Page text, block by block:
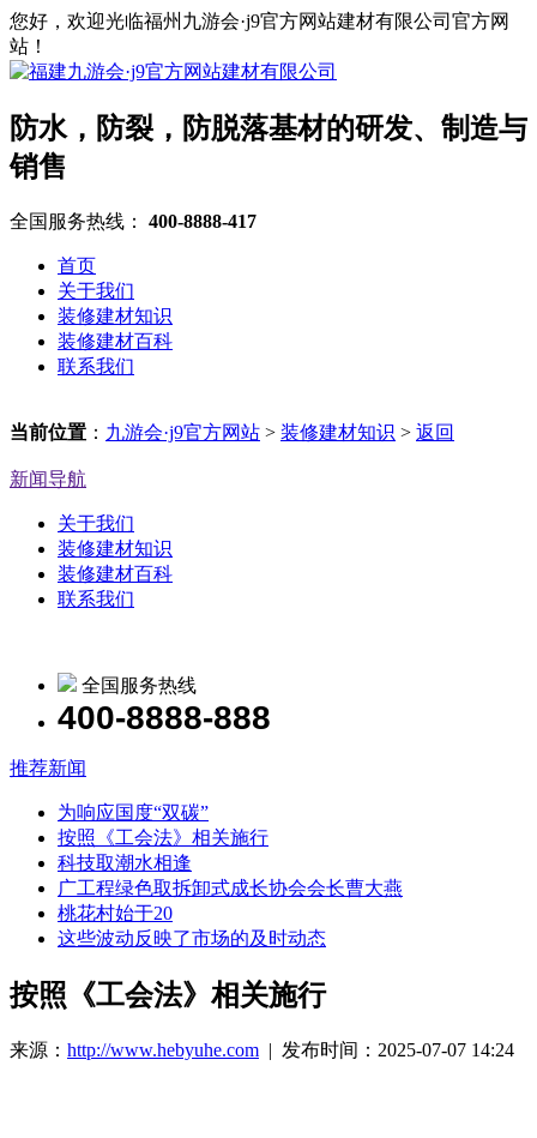
您好，欢迎光临福州九游会·j9官方网站建材有限公司官方网
站！
防水，防裂，防脱落基材的研发、制造与
销售
全国服务热线： 400-8888-417
首页
关于我们
装修建材知识
装修建材百科
联系我们
当前位置 ： 九游会·j9官方网站 > 装修建材知识 > 返回
新闻导航
关于我们
装修建材知识
装修建材百科
联系我们
全国服务热线
400-8888-888
推荐新闻
为响应国度“双碳”
按照《工会法》相关施行
科技取潮水相逢
广工程绿色取拆卸式成长协会会长曹大燕
桃花村始于20
这些波动反映了市场的及时动态
按照《工会法》相关施行
来源： http://www.hebyuhe.com | 发布时间：2025-07-07 14:24